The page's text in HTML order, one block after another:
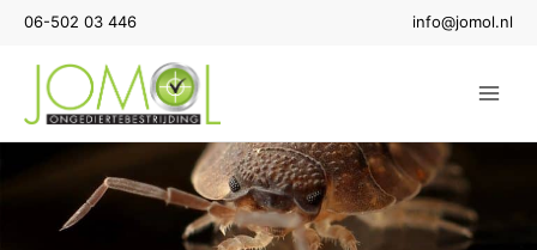
inhoud
06-502 03 446 info@jomol.nl